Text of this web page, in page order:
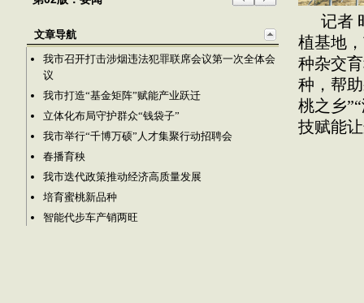
文章导航
我市召开打击涉烟违法犯罪联席会议第一次全体会
议
我市打造“基金矩阵”赋能产业跃迁
立体化布局守护群众“钱袋子”
我市举行“千博万硕”人才集聚行动招聘会
春播育秧
我市迭代政策推动经济高质量发展
培育蜜桃新品种
智能代步车产销两旺
记者
植基地
种杂交
种，帮
桃之乡
技赋能